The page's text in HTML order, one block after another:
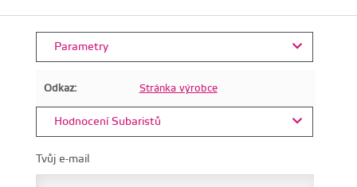
Parametry
Odkaz: Stránka výrobce
Hodnocení Subaristů
Tvůj e-mail